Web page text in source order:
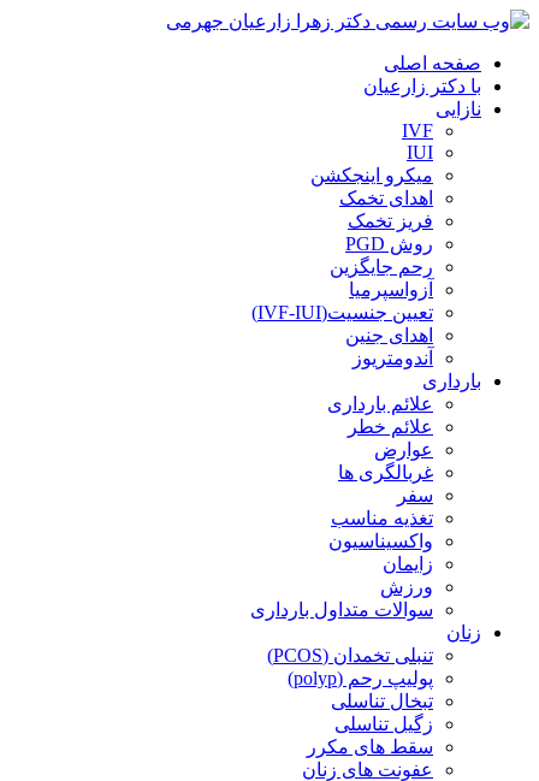
صفحه اصلی
با دکتر زارعیان
نازایی
IVF
IUI
میکرو اینجکشن
اهدای تخمک
فریز تخمک
روش PGD
رحم جایگزین
آزواسپرمیا
تعیین جنسیت(IVF-IUI)
اهدای جنین
آندومتریوز
بارداری
علائم بارداری
علائم خطر
عوارض
غربالگری ها
سفر
تغذیه مناسب
واکسیناسیون
زایمان
ورزش
سوالات متداول بارداری
زنان
تنبلی تخمدان (PCOS)
پولیپ رحم (polyp)
تبخال تناسلی
زگیل تناسلی
سقط های مکرر
عفونت های زنان